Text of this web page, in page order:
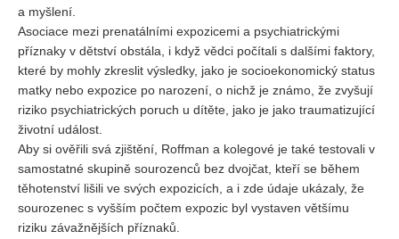
a myšlení.
Asociace mezi prenatálními expozicemi a psychiatrickými
příznaky v dětství obstála, i když vědci počítali s dalšími faktory,
které by mohly zkreslit výsledky, jako je socioekonomický status
matky nebo expozice po narození, o nichž je známo, že zvyšují
riziko psychiatrických poruch u dítěte, jako je jako traumatizující
životní událost.
Aby si ověřili svá zjištění, Roffman a kolegové je také testovali v
samostatné skupině sourozenců bez dvojčat, kteří se během
těhotenství lišili ve svých expozicích, a i zde údaje ukázaly, že
sourozenec s vyšším počtem expozic byl vystaven většímu
riziku závažnějších příznaků.